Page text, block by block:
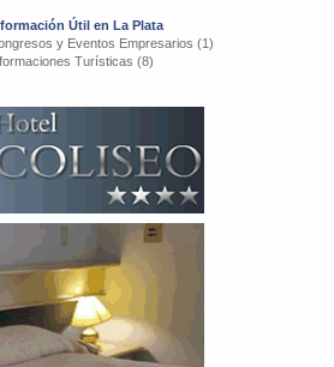
Útil en La Plata
y Eventos Empresarios (1)
Turísticas (8)